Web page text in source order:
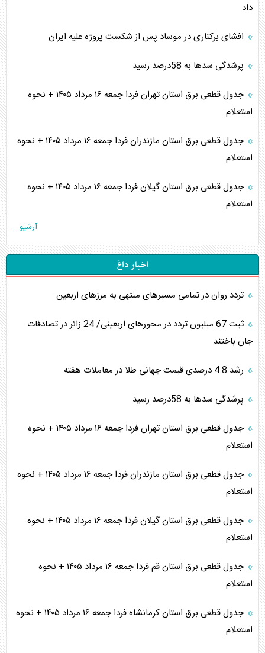
داد
افشای برکناری در موساد پس از شکست پروژه علیه ایران
پرشدگی سدها به 58درصد رسید
جدول قطعی برق استان تهران فردا جمعه ۱۶ مرداد ۱۴۰۵ + نحوه
استعلام
جدول قطعی برق استان مازندران فردا جمعه ۱۶ مرداد ۱۴۰۵ + نحوه
استعلام
جدول قطعی برق استان گیلان فردا جمعه ۱۶ مرداد ۱۴۰۵ + نحوه
استعلام
آرشیو...
اخبار داغ
تردد روان در تمامی مسیرهای منتهی به مرزهای اربعین
‌‌ثبت 67 میلیون تردد در محورهای اربعینی/ 24 زائر در تصادفات
جان باختند
رشد 4.8 درصدی قیمت جهانی طلا در معاملات هفته
پرشدگی سدها به 58درصد رسید
جدول قطعی برق استان تهران فردا جمعه ۱۶ مرداد ۱۴۰۵ + نحوه
استعلام
جدول قطعی برق استان مازندران فردا جمعه ۱۶ مرداد ۱۴۰۵ + نحوه
استعلام
جدول قطعی برق استان گیلان فردا جمعه ۱۶ مرداد ۱۴۰۵ + نحوه
استعلام
جدول قطعی برق استان قم فردا جمعه ۱۶ مرداد ۱۴۰۵ + نحوه
استعلام
جدول قطعی برق استان کرمانشاه فردا جمعه ۱۶ مرداد ۱۴۰۵ + نحوه
استعلام